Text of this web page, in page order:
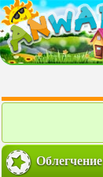
Облегчение